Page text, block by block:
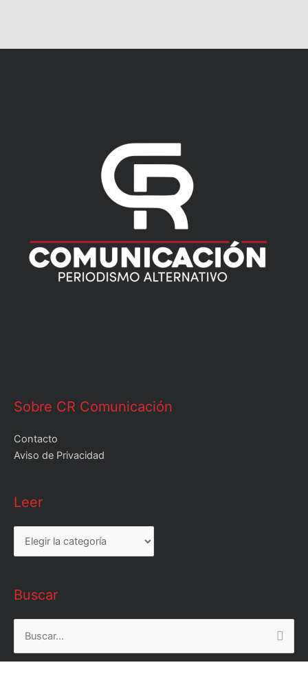
Sobre CR Comunicación
Contacto
Aviso de Privacidad
Leer
Leer
Buscar
Buscar
por: